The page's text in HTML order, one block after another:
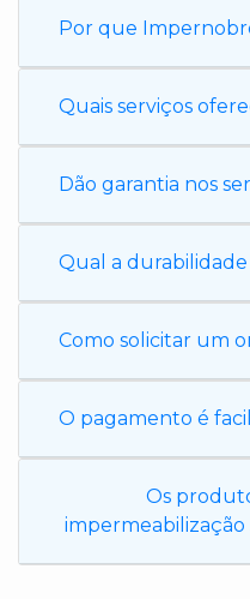
Por que
Quais serviços
Dão garantia nos
Qual a
Como solicitar um
O pagamento é
Os
impermeabilização